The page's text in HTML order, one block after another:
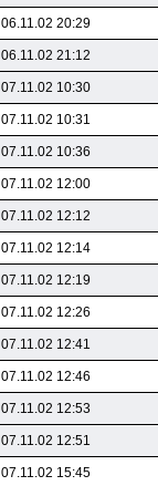
06.11.02 20:29
06.11.02 21:12
07.11.02 10:30
07.11.02 10:31
07.11.02 10:36
07.11.02 12:00
07.11.02 12:12
07.11.02 12:14
07.11.02 12:19
07.11.02 12:26
07.11.02 12:41
07.11.02 12:46
07.11.02 12:53
07.11.02 12:51
07.11.02 15:45